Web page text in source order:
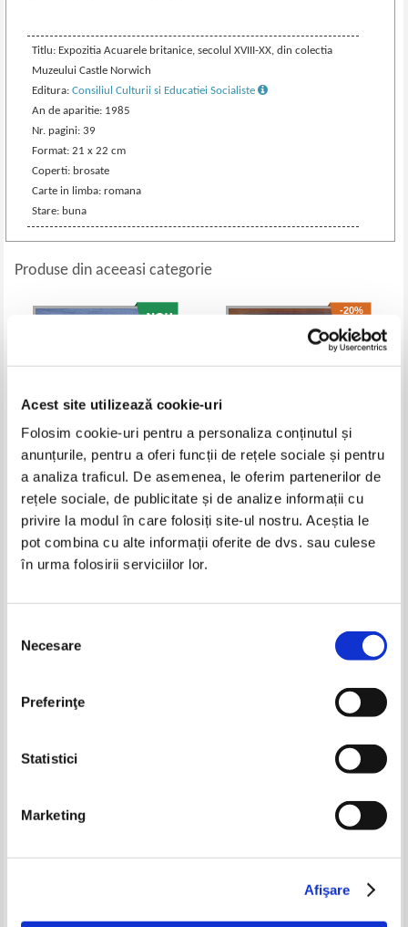
Acest site utilizează cookie-uri
Folosim cookie-uri pentru a personaliza conținutul și
anunțurile, pentru a oferi funcții de rețele sociale și pentru
a analiza traficul. De asemenea, le oferim partenerilor de
rețele sociale, de publicitate și de analize informații cu
privire la modul în care folosiți site-ul nostru. Aceștia le
pot combina cu alte informații oferite de dvs. sau culese
în urma folosirii serviciilor lor.
consimțământului
Necesare
Preferinţe
Statistici
Marketing
Afişare
Titlu: Expozitia Acuarele britanice, secolul XVIII-XX, din colectia
Muzeului Castle Norwich
Editura:Consiliul Culturii si Educatiei Socialiste
An de aparitie: 1985
Nr. pagini: 39
Format: 21 x 22 cm
Coperti: brosate
Carte in limba: romana
Stare: buna
Produse din aceeasi categorie
Virginia Woolf - Orlando
Pret:10,00 Lei
Adaugă în coș
-20%
Renata Carageani - Nono
Pret: 11,00Lei 8,80 Lei
Bernhard Kellermann - Dansul
John Grisham - Partenerul
-30% -40%